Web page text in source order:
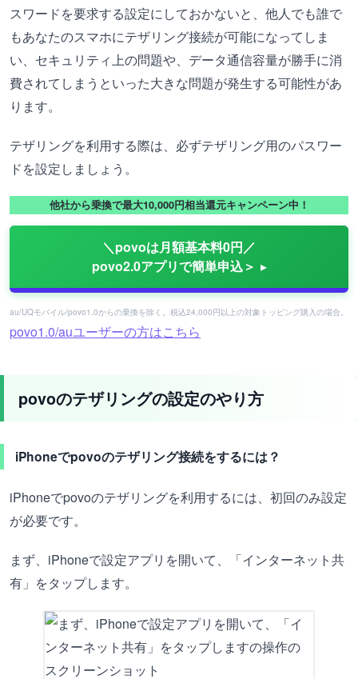
スワードを要求する設定にしておかないと、他人でも誰で
もあなたのスマホにテザリング接続が可能になってしま
い、セキュリティ上の問題や、データ通信容量が勝手に消
費されてしまうといった大きな問題が発生する可能性があ
ります。
テザリングを利用する際は、必ずテザリング用のパスワー
ドを設定しましょう。
他社から乗換で最大10,000円相当還元キャンペーン中！
＼povoは月額基本料0円／
povo2.0アプリで簡単申込＞
au/UQモバイル/povo1.0からの乗換を除く。税込24,000円以上の対象トッピング購入の場合。
povo1.0/auユーザーの方はこちら
povoのテザリングの設定のやり方
iPhoneでpovoのテザリング接続をするには？
iPhoneでpovoのテザリングを利用するには、初回のみ設定
が必要です。
まず、iPhoneで設定アプリを開いて、「インターネット共
有」をタップします。